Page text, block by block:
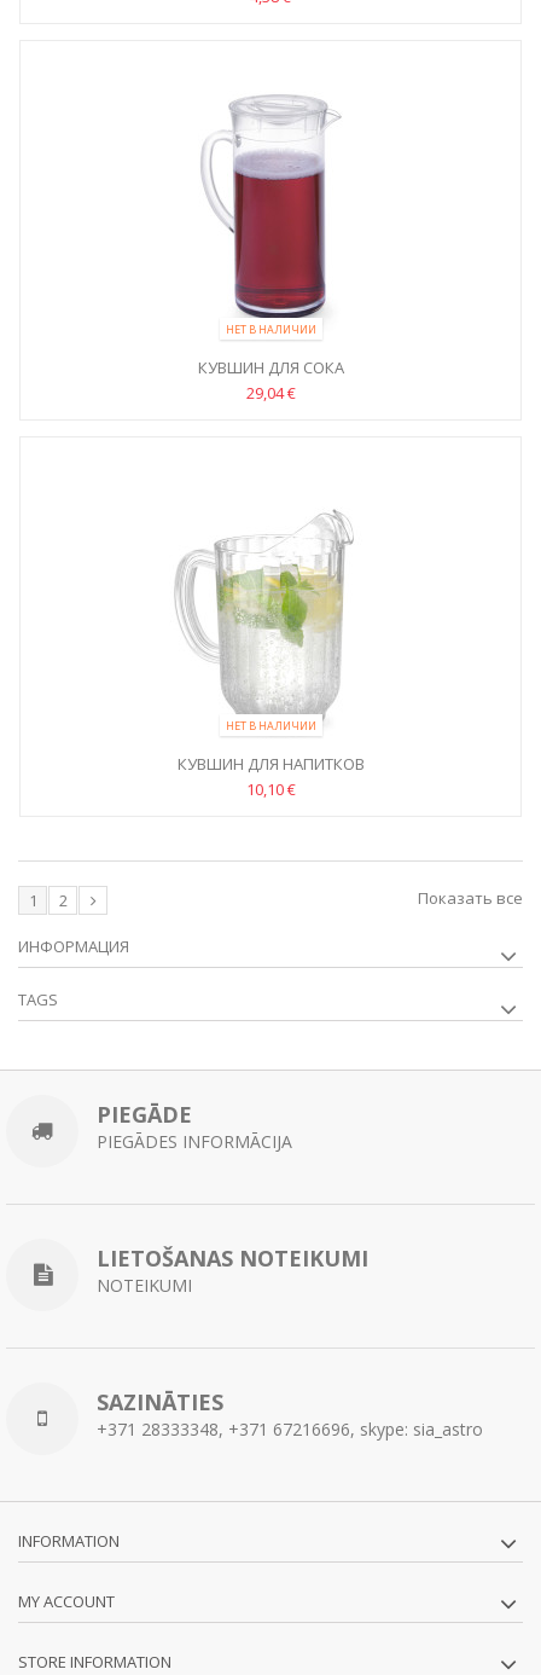
НЕТ В НАЛИЧИИ
КУВШИН ДЛЯ СОКА
29,04 €
НЕТ В НАЛИЧИИ
КУВШИН ДЛЯ НАПИТКОВ
10,10 €
Показать все
1 2
ИНФОРМАЦИЯ
TAGS
PIEGĀDE
PIEGĀDES INFORMĀCIJA
LIETOŠANAS NOTEIKUMI
NOTEIKUMI
SAZINĀTIES
+371 28333348, +371 67216696, skype: sia_astro
INFORMATION
MY ACCOUNT
STORE INFORMATION